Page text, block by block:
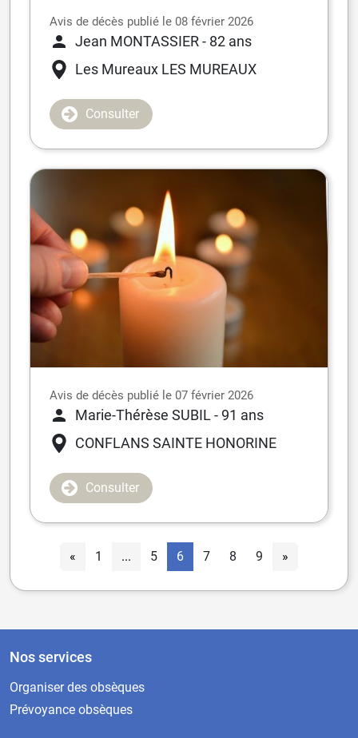
Avis de décès publié le 08 février 2026
Jean MONTASSIER- 82 ans
Les Mureaux LES MUREAUX
Consulter
Avis de décès publié le 07 février 2026
Marie-Thérèse SUBIL- 91 ans
CONFLANS SAINTE HONORINE
Consulter
« 1 ... 5 6 7 8 9 »
Nos services
Organiser des obsèques
Prévoyance obsèques